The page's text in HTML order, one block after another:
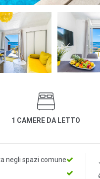
1 CAMERE DA LETTO
negli spazi comune